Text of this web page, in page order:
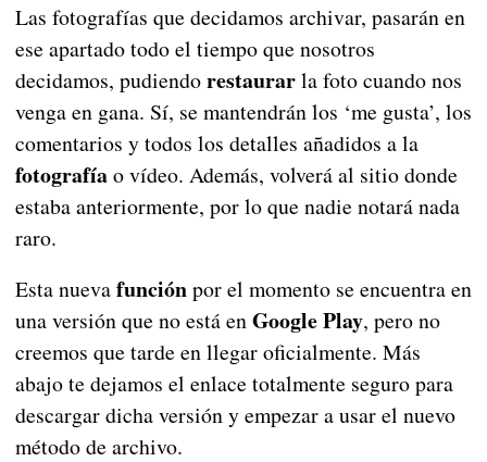
Las fotografías que decidamos archivar, pasarán en
ese apartado todo el tiempo que nosotros
decidamos, pudiendorestaurarla foto cuando nos
venga en gana. Sí, se mantendrán los ‘me gusta’, los
comentarios y todos los detalles añadidos a la
fotografíao vídeo. Además, volverá al sitio donde
estaba anteriormente, por lo que nadie notará nada
raro.
Esta nuevafunciónpor el momento se encuentra en
una versión que no está enGoogle Play, pero no
creemos que tarde en llegar oficialmente. Más
abajo te dejamos el enlace totalmente seguro para
descargar dicha versión y empezar a usar el nuevo
método de archivo.